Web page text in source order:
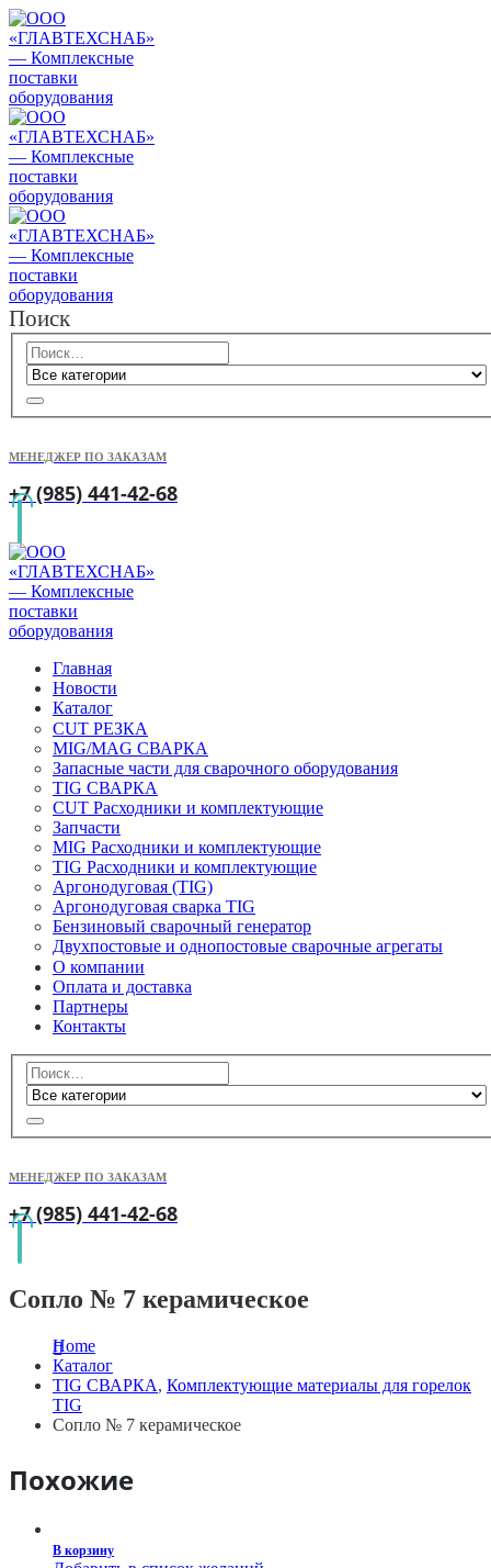
Поиск
МЕНЕДЖЕР ПО ЗАКАЗАМ
+7 (985) 441-42-68
Главная
Новости
Каталог
CUT РЕЗКА
MIG/MAG СВАРКА
Запасные части для сварочного оборудования
TIG СВАРКА
CUT Расходники и комплектующие
Запчасти
MIG Расходники и комплектующие
TIG Расходники и комплектующие
Аргонодуговая (TIG)
Аргонодуговая сварка TIG
Бензиновый сварочный генератор
Двухпостовые и однопостовые сварочные агрегаты
О компании
Оплата и доставка
Партнеры
Контакты
МЕНЕДЖЕР ПО ЗАКАЗАМ
+7 (985) 441-42-68
Сопло № 7 керамическое
Home
Каталог
TIG СВАРКА, Комплектующие материалы для горелок
TIG
Сопло № 7 керамическое
Похожие
В корзину